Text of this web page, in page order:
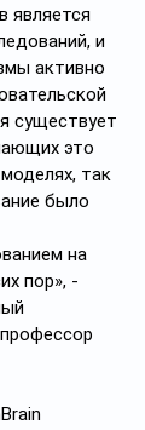
является
и
активно
существует
это
так
было
на
пор», -